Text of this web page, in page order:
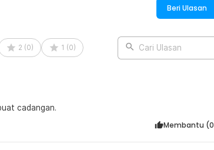
Quick Release 31.8mm for 27.2/28.6mm - S2Beri Ulasan
2 (0) 1 (0) Cari Ulasan
cadangan.
Membantu (0